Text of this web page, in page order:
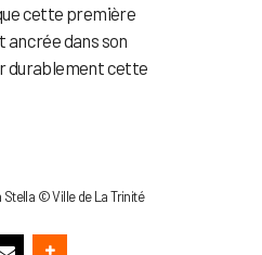
cette première
ancrée dans son
durablement cette
© Ville de La Trinité